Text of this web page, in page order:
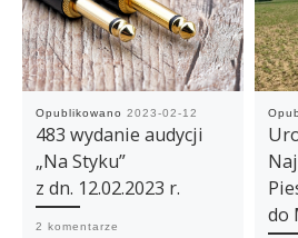
Opublikowano 2023-02-12
483 wydanie audycji
„Na Styku”
z dn. 12.02.2023 r.
2 komentarze
do